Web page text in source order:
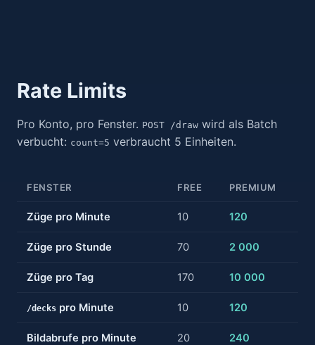
Rate Limits
Pro Konto, pro Fenster. POST /draw wird als Batch
verbucht: count=5 verbraucht 5 Einheiten.
FENSTER FREE PREMIUM
Züge pro Minute 10 120
Züge pro Stunde 70 2 000
Züge pro Tag 170 10 000
/decks pro Minute 10 120
Bildabrufe pro Minute 20 240